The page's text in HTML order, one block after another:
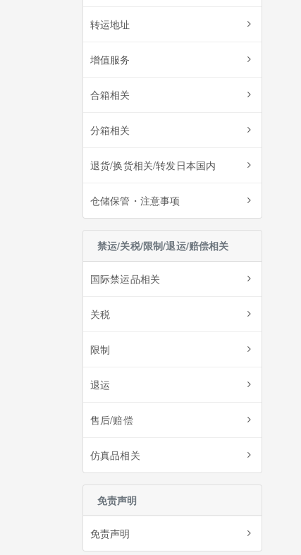
转运地址
增值服务
合箱相关
分箱相关
退货/换货相关/转发日本国内
仓储保管・注意事项
禁运/关税/限制/退运/赔偿相关
国际禁运品相关
关税
限制
退运
售后/赔偿
仿真品相关
免责声明
免责声明